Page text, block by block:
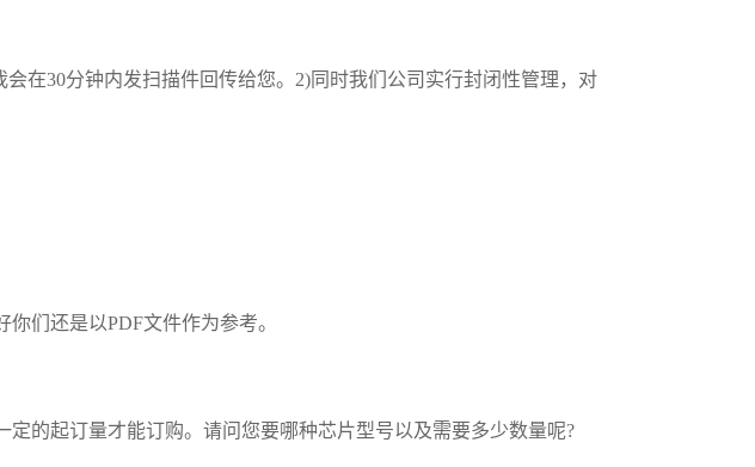
30分钟内发扫描件回传给您。2)同时我们公司实行封闭性管理，对
们还是以PDF文件作为参考。
的起订量才能订购。请问您要哪种芯片型号以及需要多少数量呢?